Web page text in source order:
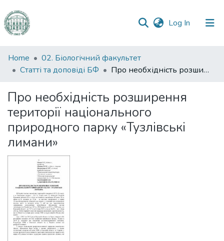
Log In (current)
Communities
&
All of DSpace
Statistics
Home
02. Біологічний факультет
Статті та доповіді БФ
Про необхідність розширення території національного природного парку «Тузлівські лимани»
Про необхідність розширення
території національного
природного парку «Тузлівські
лимани»